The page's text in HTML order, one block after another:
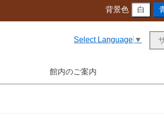
背景色 白
Select Language ▼
館内のご案内